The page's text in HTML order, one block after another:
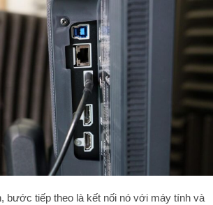
bước tiếp theo là kết nối nó với máy tính và